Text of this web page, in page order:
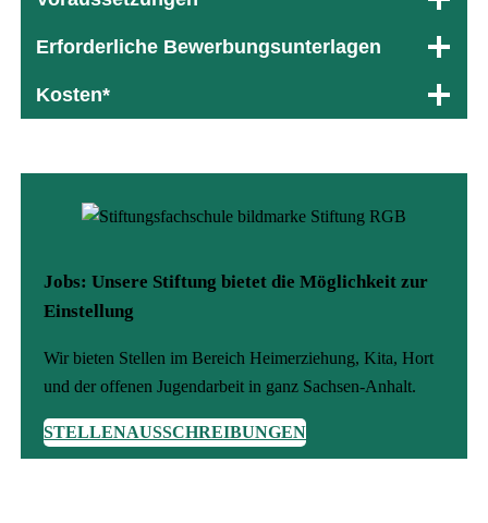
Erforderliche Bewerbungsunterlagen
Kosten*
Jobs: Unsere Stiftung bietet die Möglichkeit zur
Einstellung
Wir bieten Stellen im Bereich Heimerziehung, Kita, Hort
und der offenen Jugendarbeit in ganz Sachsen-Anhalt.
STELLENAUSSCHREIBUNGEN